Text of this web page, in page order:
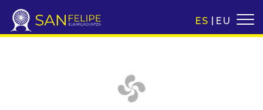
ES EU